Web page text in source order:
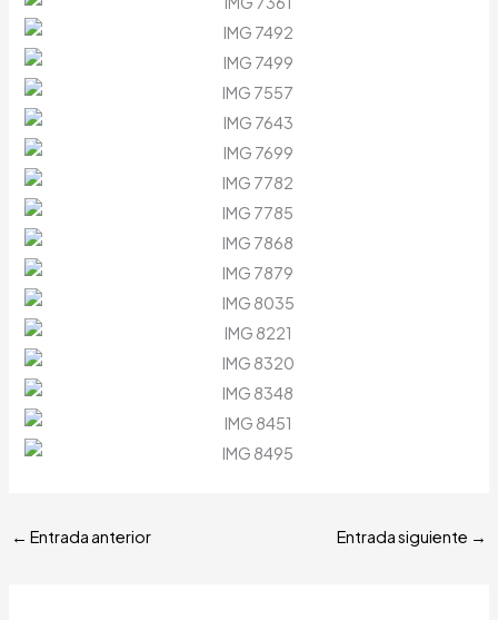
← Entrada anterior Entrada siguiente →